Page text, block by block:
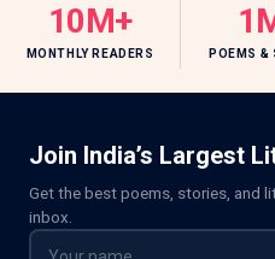
10M+
MONTHLY READERS POEMS &
Join India’s Largest
Get the best poems, stories, and
inbox.